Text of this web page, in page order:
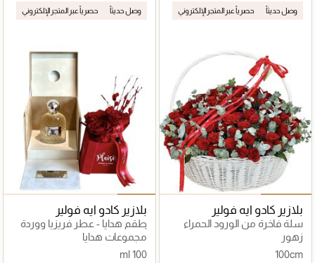
وصل حديثاً حصرياً عبر المتجر الإلكتروني
بلازير كادو ايه فولير
سلة فاخرة من الورود الحمراء
زهور
100cm
وصل حديثاً حصرياً عبر المتجر الإلكتروني
بلازير كادو ايه فولير
طقم هدايا - عطر فريزيا ووردة
أبدية ثلاثية
مجموعات هدايا
100 ml